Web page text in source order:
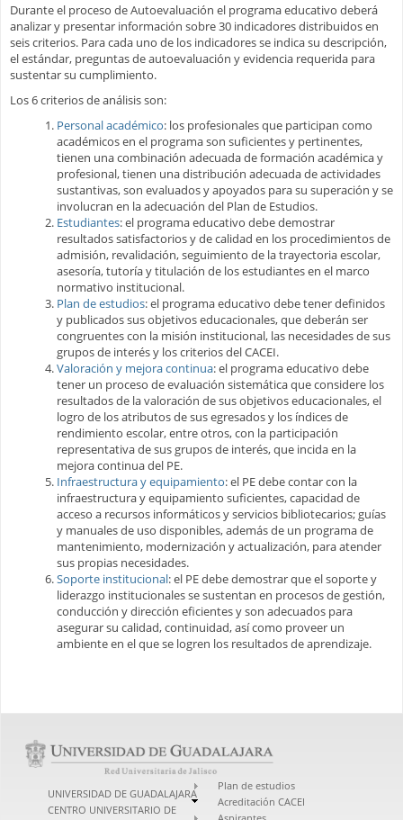
Durante el proceso de Autoevaluación el programa educativo deberá
analizar y presentar información sobre 30 indicadores distribuidos en
seis criterios. Para cada uno de los indicadores se indica su descripción,
el estándar, preguntas de autoevaluación y evidencia requerida para
sustentar su cumplimiento.
Los 6 criterios de análisis son:
Personal académico: los profesionales que participan como
académicos en el programa son suficientes y pertinentes,
tienen una combinación adecuada de formación académica y
profesional, tienen una distribución adecuada de actividades
sustantivas, son evaluados y apoyados para su superación y se
involucran en la adecuación del Plan de Estudios.
Estudiantes: el programa educativo debe demostrar
resultados satisfactorios y de calidad en los procedimientos de
admisión, revalidación, seguimiento de la trayectoria escolar,
asesoría, tutoría y titulación de los estudiantes en el marco
normativo institucional.
Plan de estudios: el programa educativo debe tener definidos
y publicados sus objetivos educacionales, que deberán ser
congruentes con la misión institucional, las necesidades de sus
grupos de interés y los criterios del CACEI.
Valoración y mejora continua: el programa educativo debe
tener un proceso de evaluación sistemática que considere los
resultados de la valoración de sus objetivos educacionales, el
logro de los atributos de sus egresados y los índices de
rendimiento escolar, entre otros, con la participación
representativa de sus grupos de interés, que incida en la
mejora continua del PE.
Infraestructura y equipamiento: el PE debe contar con la
infraestructura y equipamiento suficientes, capacidad de
acceso a recursos informáticos y servicios bibliotecarios; guías
y manuales de uso disponibles, además de un programa de
mantenimiento, modernización y actualización, para atender
sus propias necesidades.
Soporte institucional: el PE debe demostrar que el soporte y
liderazgo institucionales se sustentan en procesos de gestión,
conducción y dirección eficientes y son adecuados para
asegurar su calidad, continuidad, así como proveer un
ambiente en el que se logren los resultados de aprendizaje.
UNIVERSIDAD DE GUADALAJARA
CENTRO UNIVERSITARIO DE
Plan de estudios
Acreditación CACEI